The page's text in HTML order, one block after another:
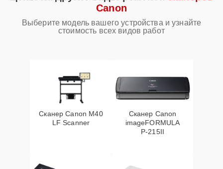
Canon
Выберите модель вашего устройства и узнайте
стоимость всех видов работ
Сканер Canon M40
LF Scanner
Сканер Canon
imageFORMULA
P‑215II